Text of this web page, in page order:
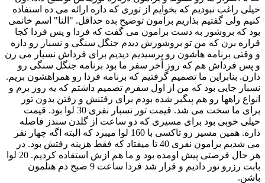
خیلی راغب نبودیم که بخوایم از توری که داره ارائه می ده استفاده
کنیم ولی گفتیم بذاریم ‏برامون توضیح بده حداقل. "النا" اسم خانمی
بود که بروشور به دست برامون می گفت که فردا و پس فردا کجا
قراره برن که ‏من تو بروشورش دیدم جنگل سنگی و نسبار رو داره
و وقتی برنامه هاشون رو پرسیدیم دیدیم برای فرداش نسبار می رن
و ‏پس فرداش هم که روز آخر سفر ما بود برنامه جنگل سنگی رو
دارن. بنابراین ما تصمیم گرفتیم که برنامه فردا رو ‏همراهشون بریم.
نسبار جایی بود که من از اول سفرم تصمیم داشتم که یه روز برم و
انواع راهها رو هم پیگیر شده بودم ‏برای رفتنش و رفتن بدون تور
برای ما سخت می شد. قیمت تور نسبار نفری 30 لوا بود. قیمت
خیلی خوبی بود برای ‏مسیری که دو ساعت از گلدن سندز فاصله
داره. همین مسیر رو تاکسی با 160 لوا میبرد که البته اگه چهار نفر
می شدیم ‏برامون نفری 40 تا میفتاد که فقط هزینه رفتش بود. در
هر حال فرصتی پیش اومده بود و ما هم ازش استفاده کردیم. 20 لوا
‏بابت رزرو تور دادیم و قرار شد فردا ساعت 9 صبح دم هتلمون
باشن. ‏